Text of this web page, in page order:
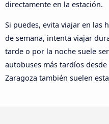
directamente en la estación.
Si puedes, evita viajar en las
de semana, intenta viajar
tarde o por la noche suele
autobuses más tardíos
Zaragoza también suelen